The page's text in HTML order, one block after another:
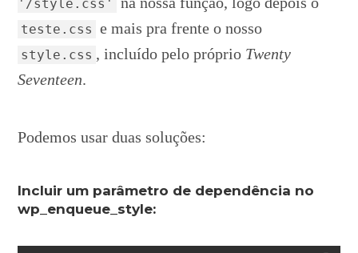
'/style.css'
teste.css e mais pra frente o nosso
style.css , incluído pelo próprio Twenty
Seventeen.
Podemos usar duas soluções:
Incluir um parâmetro de dependência no
wp_enqueue_style: